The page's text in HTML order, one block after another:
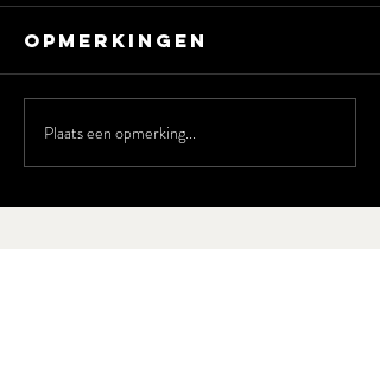
Opmerkingen
Plaats een opmerking...